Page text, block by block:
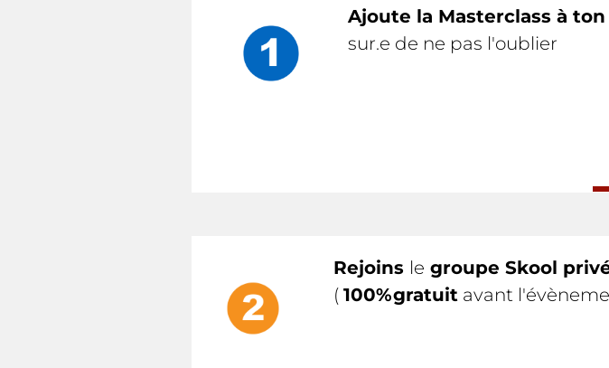
Ajoute la Masterclass à
sur.e de ne pas l'oublier
Rejoins le groupe Skool
( 100%gratuitavant